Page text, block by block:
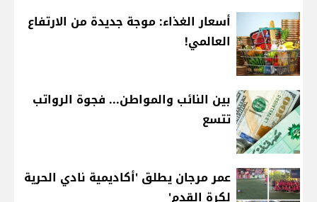
أسعار الغذاء: موجة جديدة من الارتفاع
العالمي!
بين النائب والمواطن... فجوة الرواتب
تتسع
عمر مرجان يطلق 'أكاديمية نادي الحرية
لكرة القدم'